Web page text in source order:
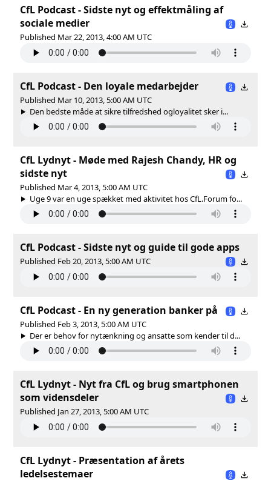
CfL Podcast - Sidste nyt og effektmåling af
sociale medier
Published Mar 22, 2013, 4:00 AM UTC
CfL Podcast - Den loyale medarbejder
Published Mar 10, 2013, 5:00 AM UTC
Den bedste måde at sikre tilfredshed ogloyalitet sker i...
CfL Lydnyt - Møde med Rajesh Chandy, HR og
sidste nyt
Published Mar 4, 2013, 5:00 AM UTC
Uge 9 var en uge spækket med aktivitet hos CfL.Forum fo...
CfL Podcast - Sidste nyt og guide til gode apps
Published Feb 20, 2013, 5:00 AM UTC
CfL Podcast - En ny generation banker på
Published Feb 3, 2013, 5:00 AM UTC
Der er behov for nytænkning og ansatte som kender til d...
CfL Lydnyt - Nyt fra CfL og brug smartphonen
som vidensdeler
Published Jan 27, 2013, 5:00 AM UTC
CfL Lydnyt - Præsentation af årets
ledelsestemaer